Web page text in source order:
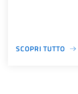
SCOPRI TUTTO